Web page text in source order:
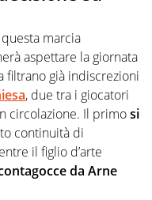
marcia
aspettare la giornata
filtrano già indiscrezioni
, due tra i giocatori
circolazione. Il primosi
continuità di
il figlio d’arte
da Arne